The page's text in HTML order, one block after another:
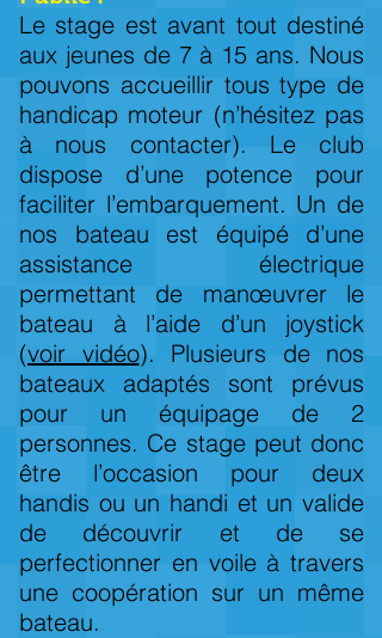
Le stage est avant tout destiné
aux jeunes de 7 à 15 ans. Nous
pouvons accueillir tous type de
handicap moteur (n’hésitez pas
à nous contacter). Le club
dispose d’une potence pour
faciliter l’embarquement. Un de
nos bateau est équipé d’une
assistance électrique
permettant de manœuvrer le
bateau à l’aide d’un joystick
(voir vidéo). Plusieurs de nos
bateaux adaptés sont prévus
pour un équipage de 2
personnes. Ce stage peut donc
être l’occasion pour deux
handis ou un handi et un valide
de découvrir et de se
perfectionner en voile à travers
une coopération sur un même
bateau.